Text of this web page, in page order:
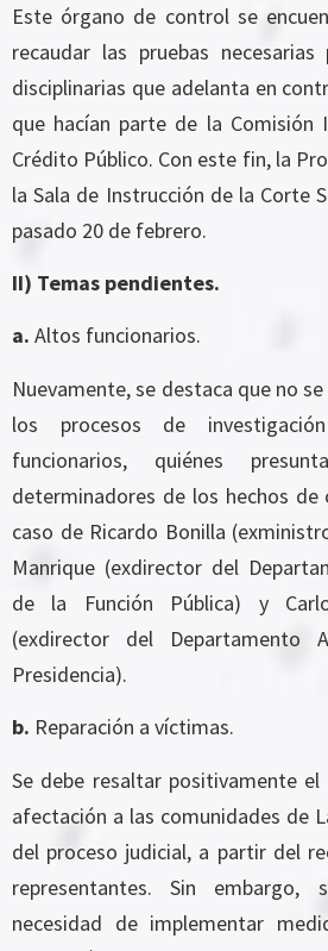
Este órgano de control se
recaudar las pruebas
disciplinarias que adelanta en
que hacían parte de la Comisión
Crédito Público. Con este fin, la
la Sala de Instrucción de la Corte
pasado 20 de febrero.
II) Temas pendientes.
a. Altos funcionarios.
Nuevamente, se destaca que no
los procesos de
funcionarios, quiénes
determinadores de los hechos de
caso de Ricardo Bonilla
Manrique (exdirector del
de la Función Pública) y
(exdirector del Departamento
Presidencia).
b. Reparación a víctimas.
Se debe resaltar positivamente
afectación a las comunidades de
del proceso judicial, a partir del
representantes. Sin
necesidad de implementar